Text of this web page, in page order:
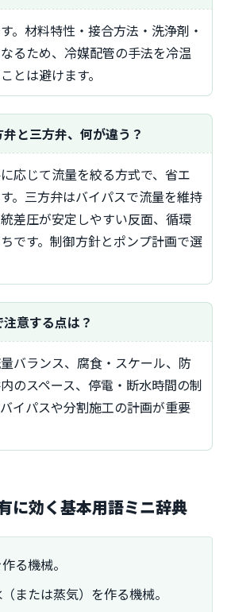
るため、冷媒配管の手法を冷温
とは避けます。
と三方弁、何が違う？
。三方弁はバイパスで流量を維持
差圧が安定しやすい反面、循環
です。制御方針とポンプ計画で選
意する点は？
のスペース、停電・断水時間の制
イパスや分割施工の計画が重要
に効く基本用語ミニ辞典
る機械。
または蒸気）を作る機械。